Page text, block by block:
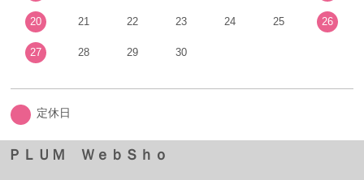
20 21 22 23 24 25 26
27 28 29 30
定休日
ＰＬＵＭ ＷｅｂＳｈｏ